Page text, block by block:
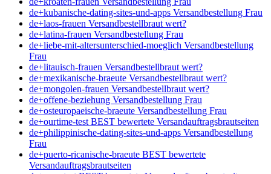
de+kubanische-dating-sites-und-apps Versandbestellung Frau
de+laos-frauen Versandbestellbraut wert?
de+latina-frauen Versandbestellung Frau
de+liebe-mit-altersunterschied-moeglich Versandbestellung
Frau
de+litauisch-frauen Versandbestellbraut wert?
de+mexikanische-braeute Versandbestellbraut wert?
de+mongolen-frauen Versandbestellbraut wert?
de+offene-beziehung Versandbestellung Frau
de+osteuropaeische-braeute Versandbestellung Frau
de+ourtime-test BEST bewertete Versandauftragsbrautseiten
de+philippinische-dating-sites-und-apps Versandbestellung
Frau
de+puerto-ricanische-braeute BEST bewertete
Versandauftragsbrautseiten